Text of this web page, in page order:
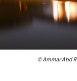
© Ammar Abd